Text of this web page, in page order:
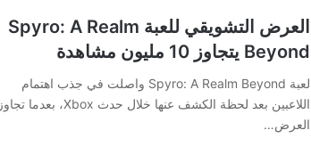
العرض التشويقي للعبة Spyro: A Realm
Beyond يتجاوز 10 مليون مشاهدة
لعبة Spyro: A Realm Beyond واصلت في جذب اهتمام
اللاعبين بعد لحظة الكشف عنها خلال حدث Xbox، بعدما تجاوز
العرض…